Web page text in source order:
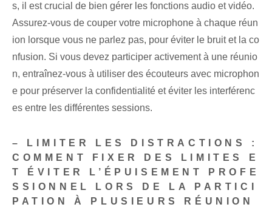
s, il est crucial de bien gérer les fonctions audio et vidéo.
Assurez-vous de couper votre microphone à chaque réun
ion lorsque vous ne parlez pas, pour éviter le bruit et la co
nfusion. Si vous devez participer activement à une réunio
n, entraînez-vous à utiliser des écouteurs avec microphon
e pour préserver la confidentialité et éviter les interférenc
es entre les différentes sessions.
– LIMITER LES DISTRACTIONS :
COMMENT FIXER DES LIMITES E
T ÉVITER L’ÉPUISEMENT PROFE
SSIONNEL LORS DE LA PARTICI
PATION À PLUSIEURS RÉUNION